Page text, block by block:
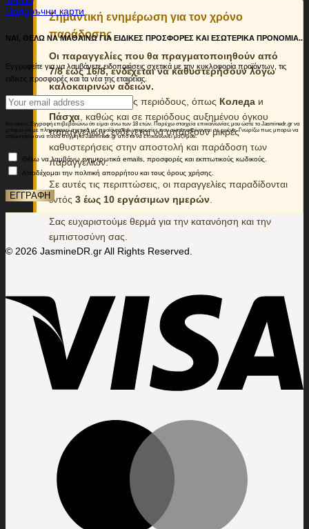
Σημαντική ενημέρωση για τον χρόνο
παράδοσης
Οι παραγγελίες που θα πραγματοποιηθούν από
7/8 εως 16/8, ενδέχεται να καθυστερήσουν λόγω
καλοκαιρινών αδειών.
Κατά τις εορταστικές περιόδους, όπως Коледа и
Πάσχα , καθώς και σε περιόδους αυξημένου όγκου
παραγγελιών, ενδέχεται να υπάρξουν μικρές
καθυστερήσεις στην αποστολή και παράδοση των
παραγγελιών.
Σε αυτές τις περιπτώσεις, οι παραγγελίες παραδίδονται
εντός 3 έως 10 εργάσιμων ημερών
Σας ευχαριστούμε θερμά για την κατανόηση και την
εμπιστοσύνη σας.
Подаръчни карти
ΝΑΙ, ΘΕΛΩ ΝΑ ΜΑΘΑΙΝΩ ΓΙΑ ΕΙΔΙΚΕΣ ΠΡΟΣΦΟΡΕΣ ΚΑΙ ΕΣΩΤΕΡΙΚΑ ΠΡΟΝΟΜΙΑ..
Εγγραφείτε για να λαμβάνετε ειδοποιήσεις σχετικά με την κυκλοφορία προϊόντων, τις
ειδικές προσφορές και τα νέα της εταιρείας.
Κάνοντας Εγγραφή επιβεβαιώνω ότι είμαι άνω των 18 ετών. Παρέχω στοιχεία επικοινωνίας μου ώστε το Jasminedr.gr να
μπορεί να με πληροφορεί σχετικά με προϊόντα και υπηρεσίες που ανταποκρίνονται σε εμένα. Γνωρίζω πως μπορώ να
σταματήσω ανά πάσα στιγμή το Jasminedr.gr από το να επικοινωνεί μαζί μου.
Θέλω να λαμβάνω ενημερωτικά emails, προσφορές και εκπτωτικούς κωδικούς.
Αποδέχομαι την πολιτική απορρήτου και τους όρους χρήσης.
© 2026 JasmineDR.gr All Rights Reserved.